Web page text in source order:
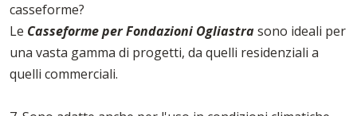
casseforme?
Le Casseforme per Fondazioni Ogliastrasono ideali per
una vasta gamma di progetti, da quelli residenziali a
quelli commerciali.